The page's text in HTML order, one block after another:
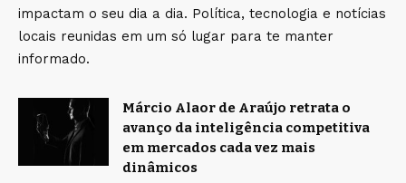
impactam o seu dia a dia. Política, tecnologia e notícias
locais reunidas em um só lugar para te manter
informado.
Márcio Alaor de Araújo retrata o
avanço da inteligência competitiva
em mercados cada vez mais
dinâmicos